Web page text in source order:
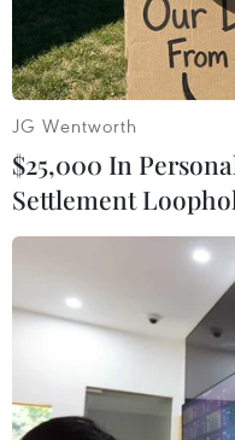
Tàu Grace 1 của
chấp sức ép của
18/08/2019 07:12
Công ty Astralship,
của Iran, cho biết
tiến hành và tàu sẽ rời
JG Wentworth
$25,000 In
Settlement